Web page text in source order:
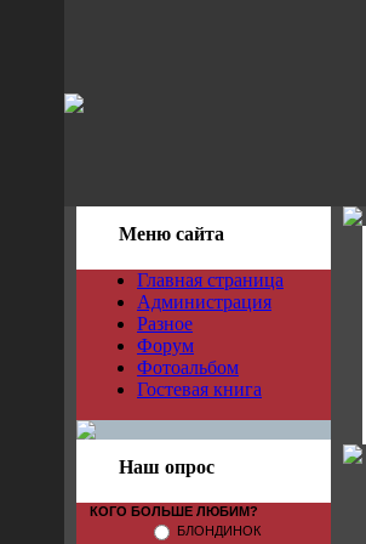
Меню сайта
Главная страница
Администрация
Разное
Форум
Фотоальбом
Гостевая книга
Наш опрос
КОГО БОЛЬШЕ ЛЮБИМ?
БЛОНДИНОК